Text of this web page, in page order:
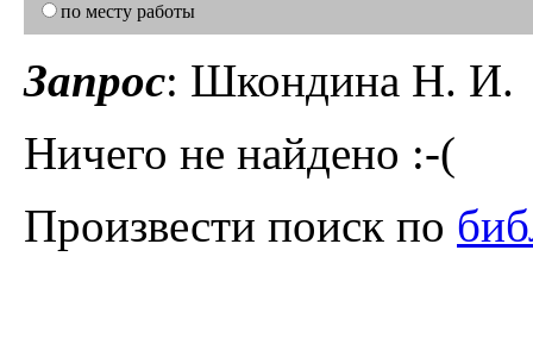
по месту работы
Запрос: Шкондина Н. И.
Ничего не найдено :-(
Произвести поиск по